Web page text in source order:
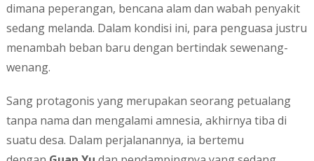
dimana peperangan, bencana alam dan wabah penyakit
sedang melanda. Dalam kondisi ini, para penguasa justru
menambah beban baru dengan bertindak sewenang-
wenang.
Sang protagonis yang merupakan seorang petualang
tanpa nama dan mengalami amnesia, akhirnya tiba di
suatu desa. Dalam perjalanannya, ia bertemu